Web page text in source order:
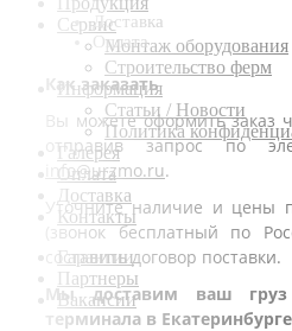
Сервис
Монтаж оборудования
Строительство ферм
Информация
Статьи / Новости
Политика
Галерея
Оплата
Доставка
Контакты
Гарантии
Партнеры
Вакансии
Доставка
Оплата
Как заказать
Вы можете оформить заказ
отправив запрос по
info@urzmo.ru.
Уточните наличие и цены
(звонок бесплатный по
составить договор поставки.
Мы доставим ваш груз
терминала в